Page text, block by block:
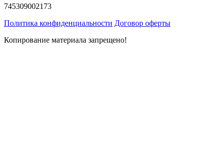
745309002173
Политика конфиденциальности Договор оферты
Копирование материала запрещено!